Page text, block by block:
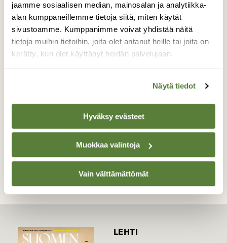
jaamme sosiaalisen median, mainosalan ja analytiikka-
alan kumppaneillemme tietoja siitä, miten käytät
sivustoamme. Kumppanimme voivat yhdistää näitä
tietoja muihin tietoihin, joita olet antanut heille tai joita on
kerätty, kun olet käyttänyt heidän palvelujaan.
Näytä tiedot
Hyväksy evästeet
Muokkaa valintoja
Vain välttämättömät
Aurinkoa, kiitos.
Aurinko on tänä syksynä ollut pilviverhon
takana pitkiä aikoja. Kun se 26.12.2014 tuli
hetkeksi esille pakkassäässä, syntyi oheinen
Valokuvaaja: Kari Saarinen, Lempäälä 26.12.2014
LEHTI